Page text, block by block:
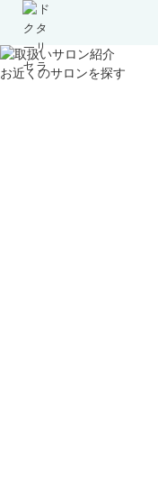
お近くのサロンを探す